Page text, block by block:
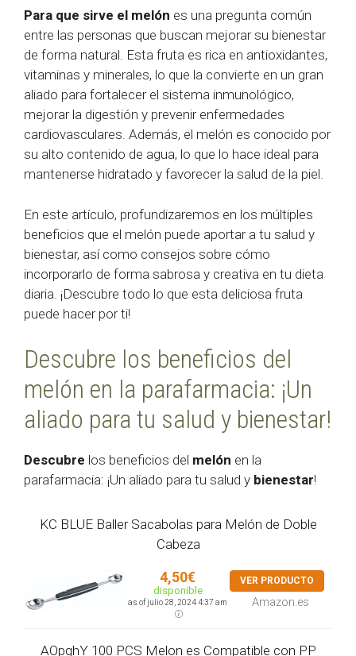
Para que sirve el melón es una pregunta común
entre las personas que buscan mejorar su bienestar
de forma natural. Esta fruta es rica en antioxidantes,
vitaminas y minerales, lo que la convierte en un gran
aliado para fortalecer el sistema inmunológico,
mejorar la digestión y prevenir enfermedades
cardiovasculares. Además, el melón es conocido por
su alto contenido de agua, lo que lo hace ideal para
mantenerse hidratado y favorecer la salud de la piel.
En este artículo, profundizaremos en los múltiples
beneficios que el melón puede aportar a tu salud y
bienestar, así como consejos sobre cómo
incorporarlo de forma sabrosa y creativa en tu dieta
diaria. ¡Descubre todo lo que esta deliciosa fruta
puede hacer por ti!
Descubre los beneficios del
melón en la parafarmacia: ¡Un
aliado para tu salud y bienestar!
Descubre los beneficios del melón en la
parafarmacia: ¡Un aliado para tu salud y bienestar!
KC BLUE Baller Sacabolas para Melón de Doble
Cabeza
4,50€
disponible
as of julio 28, 2024 4:37 am
VER PRODUCTO
Amazon.es
AOpghY 100 PCS Melon es Compatible con PP